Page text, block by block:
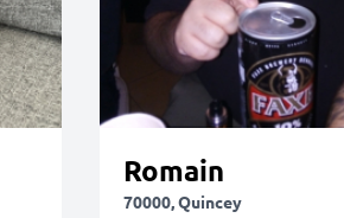
Romain
70000, Quincey